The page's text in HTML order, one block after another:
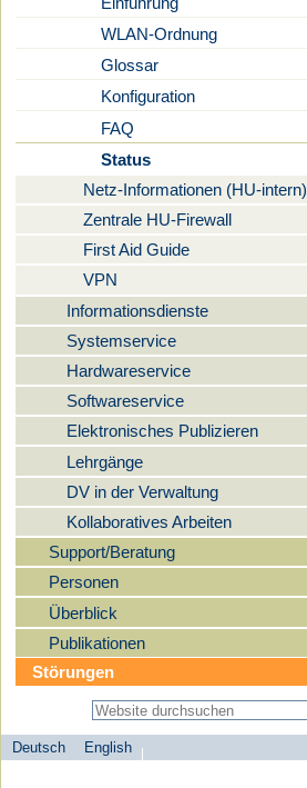
WLAN-Ordnung
Glossar
Konfiguration
FAQ
Status
Netz-Informationen (HU-intern)
Zentrale HU-Firewall
First Aid Guide
VPN
Informationsdienste
Systemservice
Hardwareservice
Softwareservice
Elektronisches Publizieren
Lehrgänge
DV in der Verwaltung
Kollaboratives Arbeiten
Support/Beratung
Personen
Überblick
Publikationen
Störungen
Sprachauswahl
Deutsch
English
search-menu